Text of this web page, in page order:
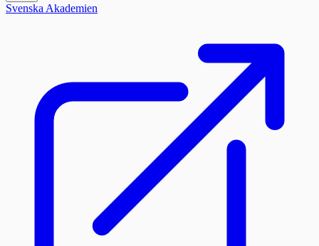
Svenska Akademien